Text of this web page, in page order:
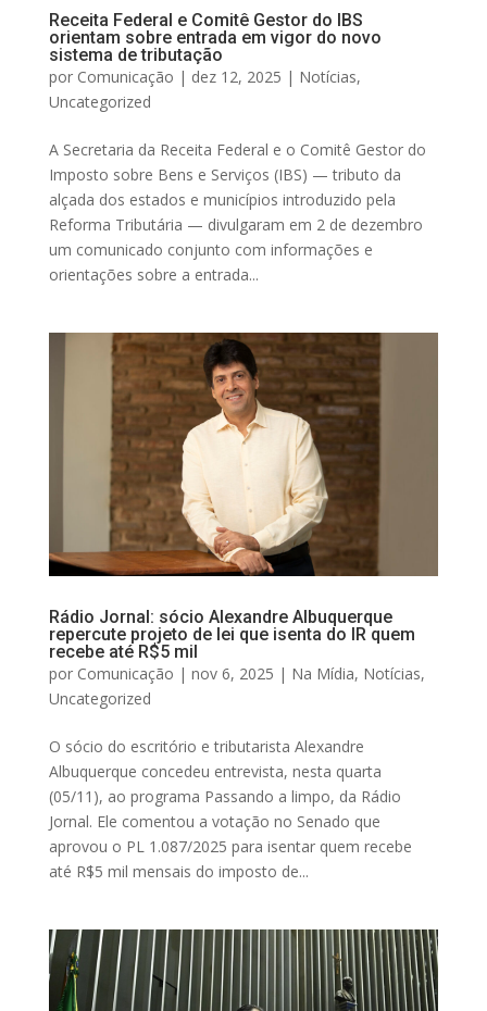
Receita Federal e Comitê Gestor do IBS
orientam sobre entrada em vigor do novo
sistema de tributação
por Comunicação | dez 12, 2025 | Notícias,
Uncategorized
A Secretaria da Receita Federal e o Comitê Gestor do
Imposto sobre Bens e Serviços (IBS) — tributo da
alçada dos estados e municípios introduzido pela
Reforma Tributária — divulgaram em 2 de dezembro
um comunicado conjunto com informações e
orientações sobre a entrada...
Rádio Jornal: sócio Alexandre Albuquerque
repercute projeto de lei que isenta do IR quem
recebe até R$5 mil
por Comunicação | nov 6, 2025 | Na Mídia, Notícias,
Uncategorized
O sócio do escritório e tributarista Alexandre
Albuquerque concedeu entrevista, nesta quarta
(05/11), ao programa Passando a limpo, da Rádio
Jornal. Ele comentou a votação no Senado que
aprovou o PL 1.087/2025 para isentar quem recebe
até R$5 mil mensais do imposto de...